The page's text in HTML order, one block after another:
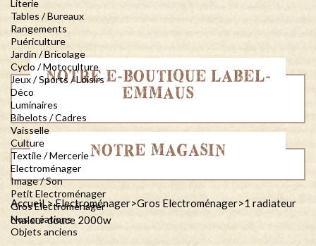
Literie
Tables / Bureaux
Rangements
Puériculture
Jardin / Bricolage
Cyclo / Motoculture
Jeux / Sports / Loisirs
Déco
Luminaires
Bibelots / Cadres
Vaisselle
Culture
Textile / Mercerie
Electroménager
Image / Son
Petit Electroménager
Gros Electroménager
Nos créations
Objets anciens
NOTRE E-BOUTIQUE LABEL-
EMMAUS
NOTRE MAGASIN
Accueil>Electroménager>Gros Electroménager>1 radiateur
chaleur douce 2000w